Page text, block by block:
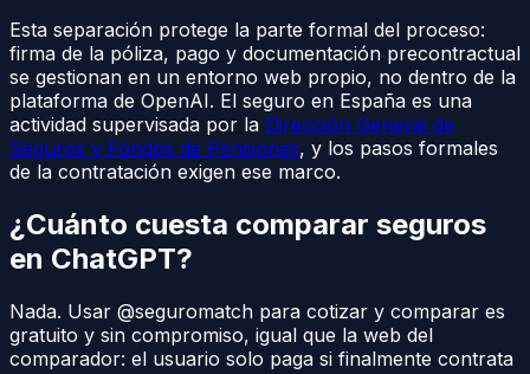
Esta separación protege la parte formal del proceso:
firma de la póliza, pago y documentación precontractual
se gestionan en un entorno web propio, no dentro de la
plataforma de OpenAI. El seguro en España es una
actividad supervisada por la Dirección General de
Seguros y Fondos de Pensiones, y los pasos formales
de la contratación exigen ese marco.
¿Cuánto cuesta comparar seguros
en ChatGPT?
Nada. Usar @seguromatch para cotizar y comparar es
gratuito y sin compromiso, igual que la web del
comparador: el usuario solo paga si finalmente contrata